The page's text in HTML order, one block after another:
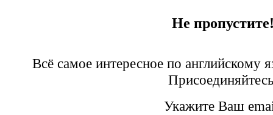
Не
Всё самое интересное по английскому
Укажите Ваш